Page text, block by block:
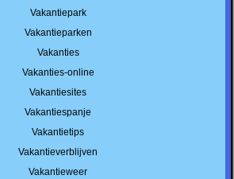
Vakantiepark
Vakantieparken
Vakanties
Vakanties-online
Vakantiesites
Vakantiespanje
Vakantietips
Vakantieverblijven
Vakantieweer